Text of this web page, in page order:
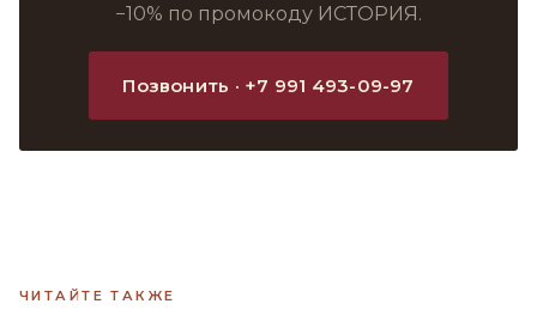
−10% по промокоду ИСТОРИЯ.
Позвонить · +7 991 493-09-97
ЧИТАЙТЕ ТАКЖЕ